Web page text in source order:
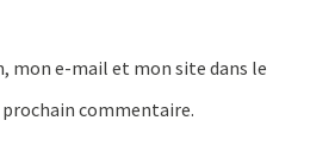
mon e-mail et mon site dans le
commentaire.